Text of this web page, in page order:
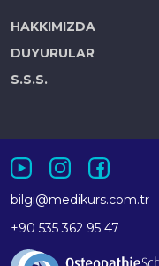
HAKKIMIZDA
DUYURULAR
S.S.S.
bilgi@medikurs.com.tr
+90 535 362 95 47